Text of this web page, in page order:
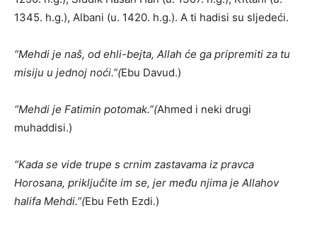
1345. h.g.), Albani (u. 1420. h.g.). A ti hadisi su sljedeći.
“Mehdi je naš, od ehli-bejta, Allah će ga pripremiti za tu
misiju u jednoj noći.”(Ebu Davud.)
“Mehdi je Fatimin potomak.”(Ahmed i neki drugi
muhaddisi.)
“Kada se vide trupe s crnim zastavama iz pravca
Horosana, priključite im se, jer među njima je Allahov
halifa Mehdi.”(Ebu Feth Ezdi.)